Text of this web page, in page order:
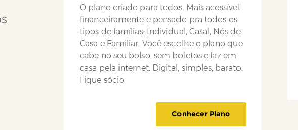
O plano criado para todos. Mais acessível
financeiramente e pensado pra todos os
tipos de famílias: Individual, Casal, Nós de
Casa e Familiar. Você escolhe o plano que
cabe no seu bolso, sem boletos e faz em
casa pela internet. Digital, simples, barato.
Fique sócio
Conhecer Plano